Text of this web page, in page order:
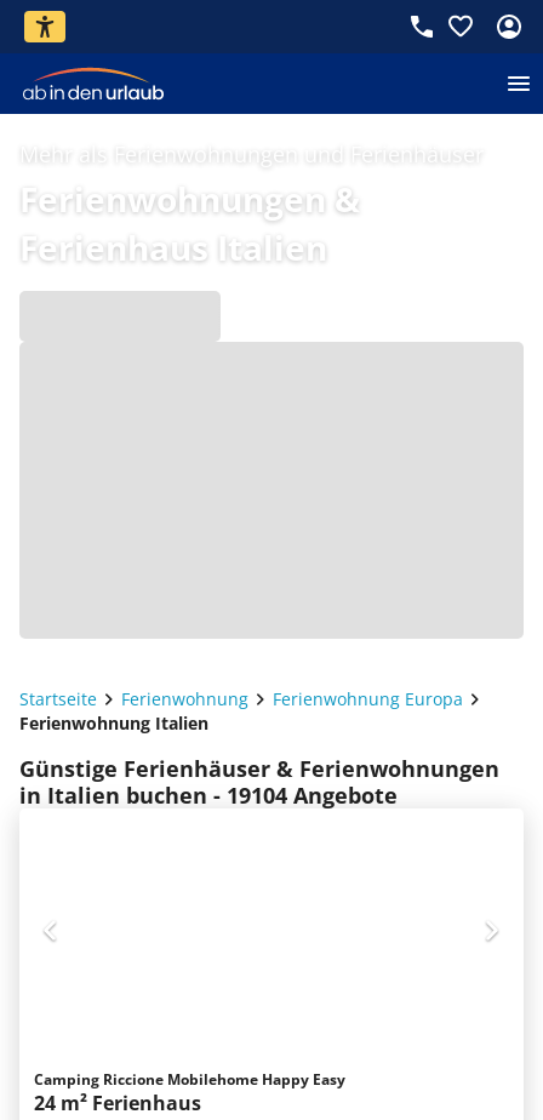
Mehr als Ferienwohnungen und Ferienhäuser
Ferienwohnungen &
Ferienhaus Italien
Startseite Ferienwohnung
Ferienwohnung Europa
Ferienwohnung Italien
Günstige Ferienhäuser & Ferienwohnungen
in Italien buchen - 19104 Angebote
Camping Riccione Mobilehome Happy Easy
24 m² Ferienhaus